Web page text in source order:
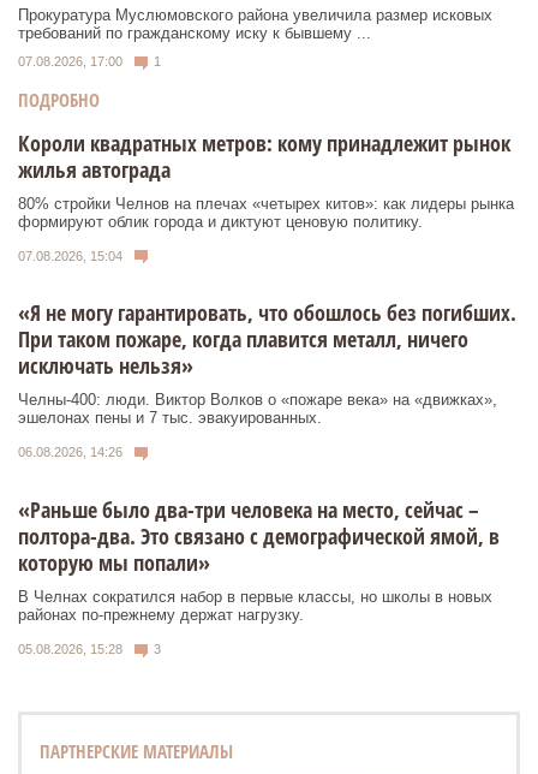
Прокуратура Муслюмовского района увеличила размер исковых
требований по гражданскому иску к бывшему ...
07.08.2026, 17:00 1
ПОДРОБНО
Короли квадратных метров: кому принадлежит рынок
жилья автограда
80% стройки Челнов на плечах «четырех китов»: как лидеры рынка
формируют облик города и диктуют ценовую политику.
07.08.2026, 15:04
«Я не могу гарантировать, что обошлось без погибших.
При таком пожаре, когда плавится металл, ничего
исключать нельзя»
Челны-400: люди. Виктор Волков о «пожаре века» на «движках»,
эшелонах пены и 7 тыс. эвакуированных.
06.08.2026, 14:26
«Раньше было два-три человека на место, сейчас –
полтора-два. Это связано с демографической ямой, в
которую мы попали»
В Челнах сократился набор в первые классы, но школы в новых
районах по-прежнему держат нагрузку.
05.08.2026, 15:28 3
ПАРТНЕРСКИЕ МАТЕРИАЛЫ